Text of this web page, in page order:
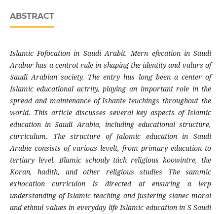
ABSTRACT
Islamic Fofocation in Saudi Arabit. Mern efecation in Saudi
Arabur has a centrot rule in shaping the identity and valurs of
Saudi Arabian society. The entry hus long been a center of
Islamic educational actrity, playing an important role in the
spread and maintenance of Ishante teuchings throughout the
world. This article discusses several key aspects of Islamic
education in Saudi Arabia, including educational structure,
curriculum. The structure of Jalomic education in Saudi
Arabie consists of various levelt, from primary education to
tertiary level. Blamic schouly tách religious koowintre, the
Koran, hadith, and other religious studies The sammic
exhocation curriculon is directed at ensuring a lerp
understanding of Islamic teaching and justering slanec moral
and ethnul values in everyday life Islamic education in S Saudi